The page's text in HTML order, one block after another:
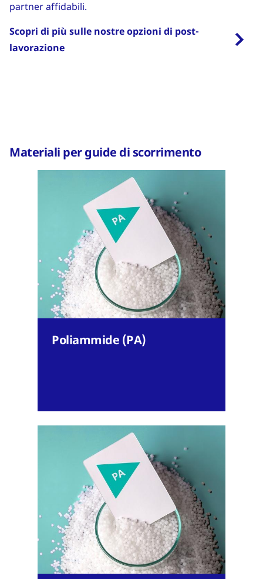
partner affidabili.
Scopri di più sulle nostre opzioni di post-
lavorazione
Materiali per guide di scorrimento
Poliammide (PA)